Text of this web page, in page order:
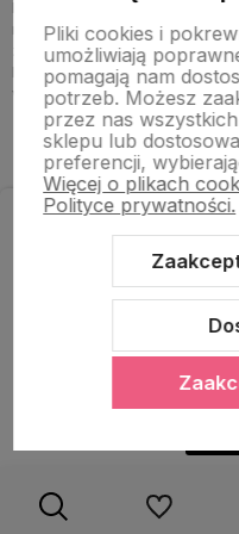
bezpieczne dla zdrowia i
naturalnego. Oferujemy
zakresie doboru
każdy mógł cieszyć się
własnym domu.
Zapisz się
Zapisz się do
Zapisz się do
i odbierz rabat na
Pliki cookies i
umożliwiają
pomagają nam
potrzeb. Możesz
przez nas
sklepu lub
preferencji,
Więcej o plikach
Polityce prywatności.